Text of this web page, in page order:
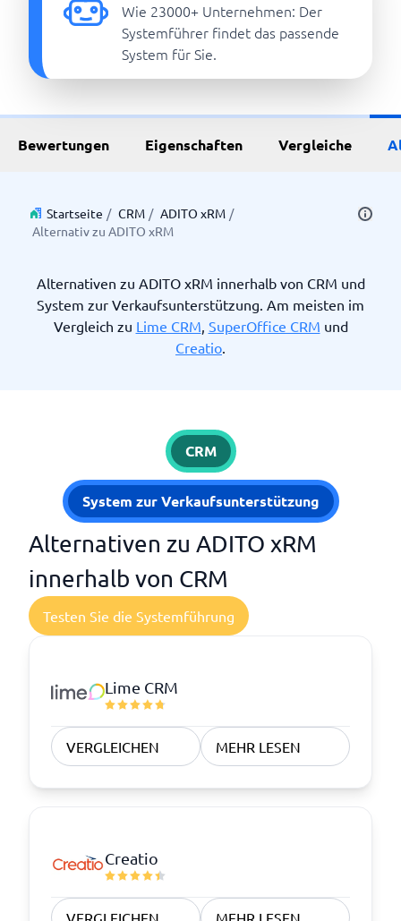
Wie 23000+ Unternehmen: Der
Systemführer findet das passende
System für Sie.
Bewertungen Eigenschaften Vergleiche
Startseite / CRM / ADITO xRM /
Alternativ zu ADITO xRM
Alternativen zu ADITO xRM innerhalb von CRM und
System zur Verkaufsunterstützung. Am meisten im
Vergleich zu Lime CRM, SuperOffice CRM und
Creatio.
CRM
System zur Verkaufsunterstützung
Alternativen zu ADITO xRM
innerhalb von CRM
Testen Sie die Systemführung
Lime CRM
VERGLEICHEN MEHR LESEN
Creatio
VERGLEICHEN MEHR LESEN